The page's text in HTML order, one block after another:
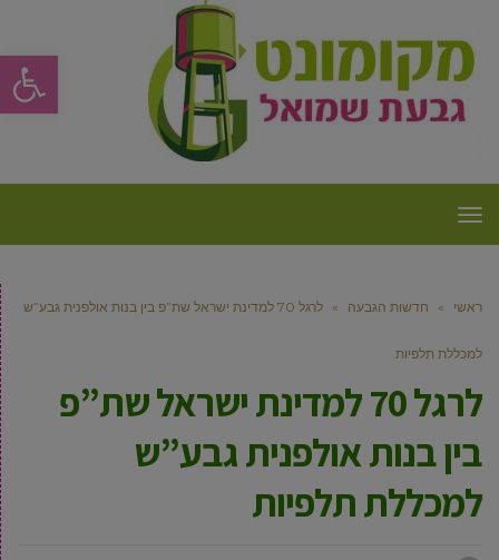
פתח
תפריט
ראשי » חדשות הגבעה » לרגל 70 למדינת ישראל שת”פ בין בנות אולפנית גבע”ש
למכללת תלפיות
לרגל 70 למדינת ישראל שת”פ
בין בנות אולפנית גבע”ש
למכללת תלפיות